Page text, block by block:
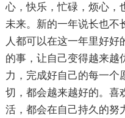
心，快乐，忙碌，烦心，
未来。新的一年说长也不
人都可以在这一年里好
的事，让自己变得越来越
力，完成好自己的每一个
切，都会越来越好的。喜
活，都会在自己持久的努